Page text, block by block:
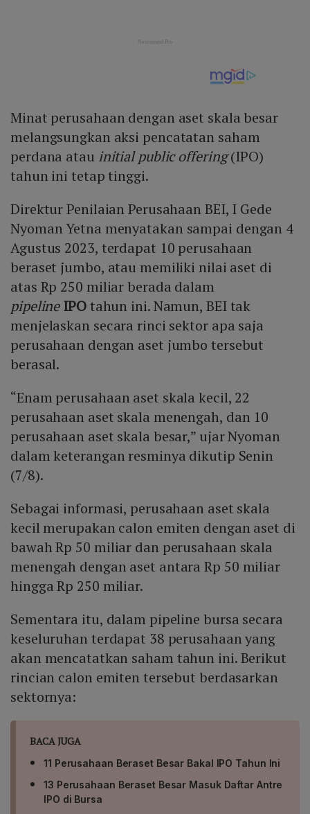
Minat perusahaan dengan aset skala besar
melangsungkan aksi pencatatan saham
perdana atau initial public offering(IPO)
tahun ini tetap tinggi.
Direktur Penilaian Perusahaan BEI, I Gede
Nyoman Yetna menyatakan sampai dengan 4
Agustus 2023, terdapat 10 perusahaan
beraset jumbo, atau memiliki nilai aset di
atas Rp 250 miliar berada dalam
pipeline IPOtahun ini. Namun, BEI tak
menjelaskan secara rinci sektor apa saja
perusahaan dengan aset jumbo tersebut
berasal.
“Enam perusahaan aset skala kecil, 22
perusahaan aset skala menengah, dan 10
perusahaan aset skala besar,” ujar Nyoman
dalam keterangan resminya dikutip Senin
(7/8).
Sebagai informasi, perusahaan aset skala
kecil merupakan calon emiten dengan aset di
bawah Rp 50 miliar dan perusahaan skala
menengah dengan aset antara Rp 50 miliar
hingga Rp 250 miliar.
Sementara itu, dalam pipeline bursa secara
keseluruhan terdapat 38 perusahaan yang
akan mencatatkan saham tahun ini. Berikut
rincian calon emiten tersebut berdasarkan
sektornya:
BACA JUGA
11 Perusahaan Beraset Besar Bakal IPO Tahun Ini
13 Perusahaan Beraset Besar Masuk Daftar Antre
IPO di Bursa